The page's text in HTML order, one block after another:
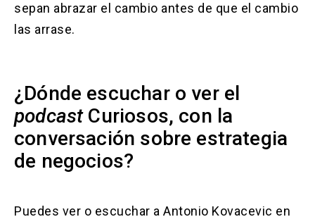
sepan abrazar el cambio antes de que el cambio
las arrase.
¿Dónde escuchar o ver el
podcastCuriosos, con la
conversación sobre estrategia
de negocios?
Puedes ver o escuchar a Antonio Kovacevic en